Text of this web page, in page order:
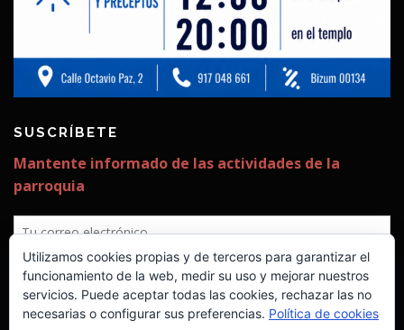
SUSCRÍBETE
Utilizamos cookies propias y de terceros para garantizar el
funcionamiento de la web, medir su uso y mejorar nuestros
servicios. Puede aceptar todas las cookies, rechazar las no
necesarias o configurar sus preferencias. Política de cookies